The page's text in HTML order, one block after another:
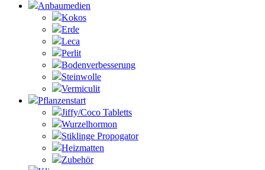
Anbaumedien
Kokos
Erde
Leca
Perlit
Bodenverbesserung
Steinwolle
Vermiculit
Pflanzenstart
Jiffy/Coco Tabletts
Wurzelhormon
Stiklinge Propogator
Heizmatten
Zubehör